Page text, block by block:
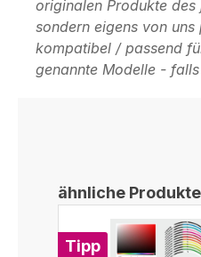
originalen Produkte des
sondern eigens von
kompatibel / passend
genannte Modelle -
Produktgalerie
ähnliche Produkte
Tipp